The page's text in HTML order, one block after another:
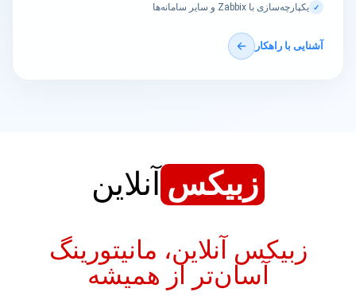
یکپارچه‌سازی با Zabbix و سایر سامانه‌ها
آشنایی با راهکار
زبیکس آنلاین
زبیکس آنلاین، مانیتورینگ
آسان‌تر از همیشه